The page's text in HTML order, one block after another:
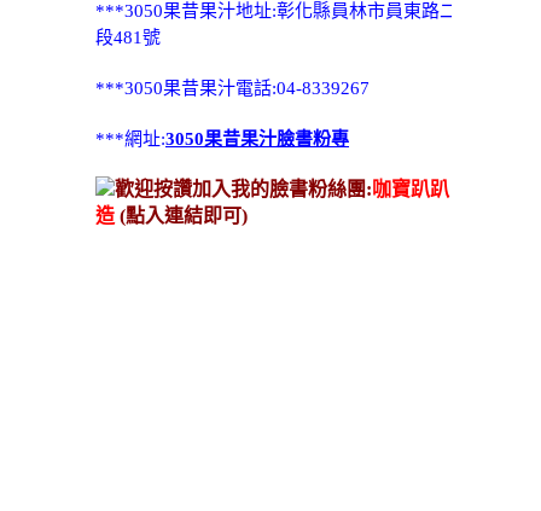
***3050果昔果汁地址:彰化縣員林市員東路二
段481號
***3050果昔果汁電話:04-8339267
***網址:3050果昔果汁臉書粉專
歡迎按讚加入我的臉書粉絲團:咖寶趴趴
造 (點入連結即可)